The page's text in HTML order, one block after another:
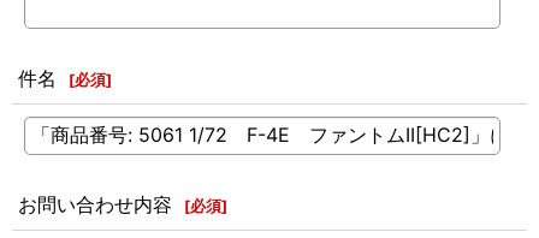
件名 [必須]
お問い合わせ内容 [必須]